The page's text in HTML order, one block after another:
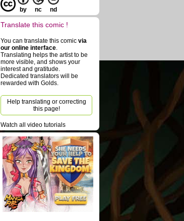
by nc nd
Translate this comic !
You can translate this comic via
our online interface.
Translating helps the artist to be
more visible, and shows your
interest and gratitude.
Dedicated translators will be
rewarded with Golds.
Help translating or correcting
this page!
Watch all video tutorials